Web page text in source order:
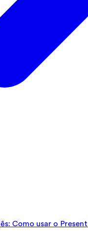
Como usar o